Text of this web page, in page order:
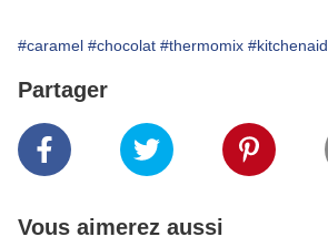
#caramel #chocolat #thermomix #kitchenaid
Partager
Vous aimerez aussi